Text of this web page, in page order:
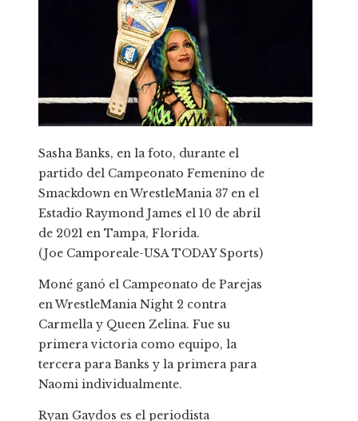
Sasha Banks, en la foto, durante el
partido del Campeonato Femenino de
Smackdown en WrestleMania 37 en el
Estadio Raymond James el 10 de abril
de 2021 en Tampa, Florida.
(Joe Camporeale-USA TODAY Sports)
Moné ganó el Campeonato de Parejas
en WrestleMania Night 2 contra
Carmella y Queen Zelina. Fue su
primera victoria como equipo, la
tercera para Banks y la primera para
Naomi individualmente.
Ryan Gaydos es el periodista